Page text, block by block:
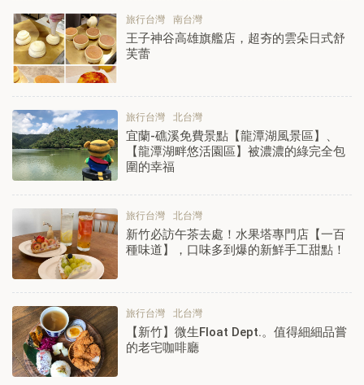
旅行台灣 南台灣
王子神谷高雄旗艦店，超夯的雲朵日式舒
芙蕾
旅行台灣 北台灣
宜蘭-礁溪免費景點【龍潭湖風景區】、
【龍潭湖畔悠活園區】被濃濃的綠完全包
圍的幸福
旅行台灣 北台灣
新竹必訪午茶去處！水果塔專門店【一百
種味道】，口味多到爆的新鮮手工甜點！
旅行台灣 北台灣
【新竹】微生Float Dept.。值得細細品嘗
的老宅咖啡廳